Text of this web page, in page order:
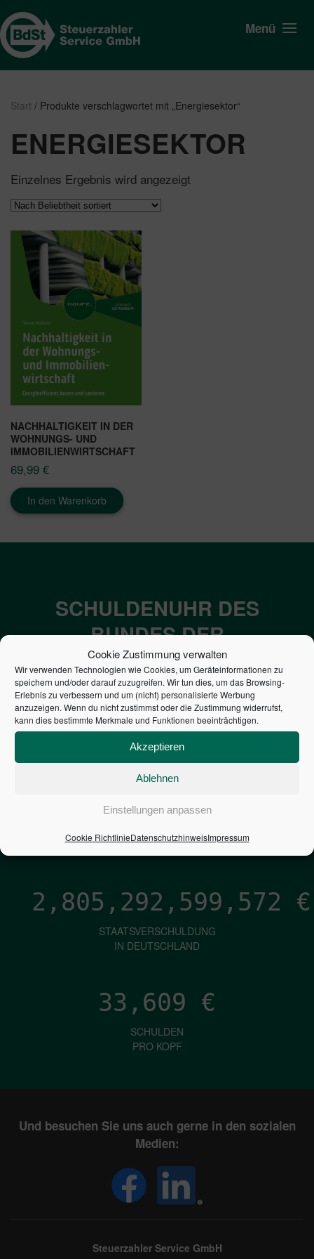
Cookie Zustimmung verwalten
Wir verwenden Technologien wie Cookies, um Geräteinformationen zu
speichern und/oder darauf zuzugreifen. Wir tun dies, um das Browsing-
Erlebnis zu verbessern und um (nicht) personalisierte Werbung
anzuzeigen. Wenn du nicht zustimmst oder die Zustimmung widerrufst,
kann dies bestimmte Merkmale und Funktionen beeinträchtigen.
Akzeptieren
Ablehnen
Einstellungen anpassen
Cookie RichtlinieDatenschutzhinweisImpressum
Menü
Start / Produkte verschlagwortet mit „Energiesektor“
ENERGIESEKTOR
Einzelnes Ergebnis wird angezeigt
NACHHALTIGKEIT IN DER
WOHNUNGS- UND
IMMOBILIENWIRTSCHAFT
69,99 €
In den Warenkorb
SCHULDENUHR DES
BUNDES DER
STEUERZAHLER
7,052€
NEUVERSCHULDUNG
PRO SEKUNDE
1,601€
PRO SEKUNDE
2,805,292,600,425 €
STAATSVERSCHULDUNG
IN DEUTSCHLAND
33,609 €
SCHULDEN
PRO KOPF
Und besuchen Sie uns auch gerne in den sozialen
Medien:
Steuerzahler Service GmbH